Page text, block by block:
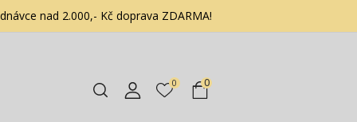
nad 2.000,- Kč doprava ZDARMA!
0
0